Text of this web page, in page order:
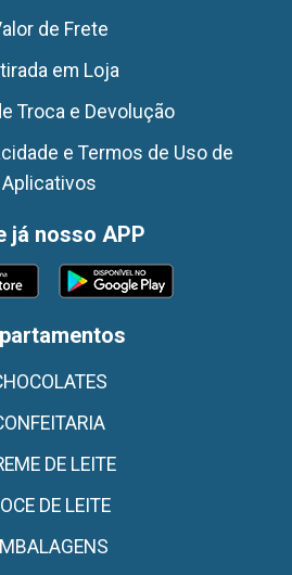
de Frete
em Loja
Troca e Devolução
e Termos de Uso de
Aplicativos
já nosso APP
DE LEITE
DE LEITE